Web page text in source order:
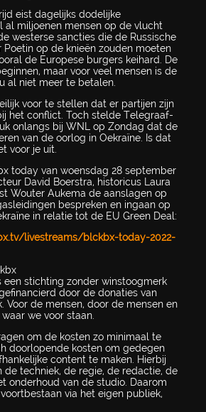
eist dagelijks dodelijke
al miljoenen mensen op de vlucht
westerse sancties die de Russische
op de knieën zouden moeten
de Europese burgers keihard. De
maar voor veel mensen is de
al niet meer te betalen.
voor te stellen dat er partijen zijn
het conflict. Toch stelde Telegraaf-
onlangs bij WNL op Zondag dat de
van de oorlog in Oekraïne. Is dat
voor je uit.
today van woensdag 28 september
David Boerstra, historicus Laura
Wouter Aukema de aanslagen op
bespreken en ingaan op
in relatie tot de EU Green Deal:
livestreams/blckbx-today-2022-
stichting zonder winstoogmerk
door de donaties van
Voor de mensen, door de mensen en
we voor staan.
om de kosten zo minimaal te
doorlopende kosten om gedegen
content te maken. Hierbij
de techniek, de regie, de redactie, de
onderhoud van de studio. Daarom
via het eigen publiek,